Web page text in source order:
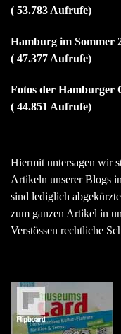
( 53.783 Aufrufe)
Hamburg im Sommer
( 47.377 Aufrufe)
Fotos der Hamburger
( 44.851 Aufrufe)
Hiermit untersagen wir
Artikeln unserer Blogs
sind lediglich
zum ganzen Artikel in
Verstössen rechtliche